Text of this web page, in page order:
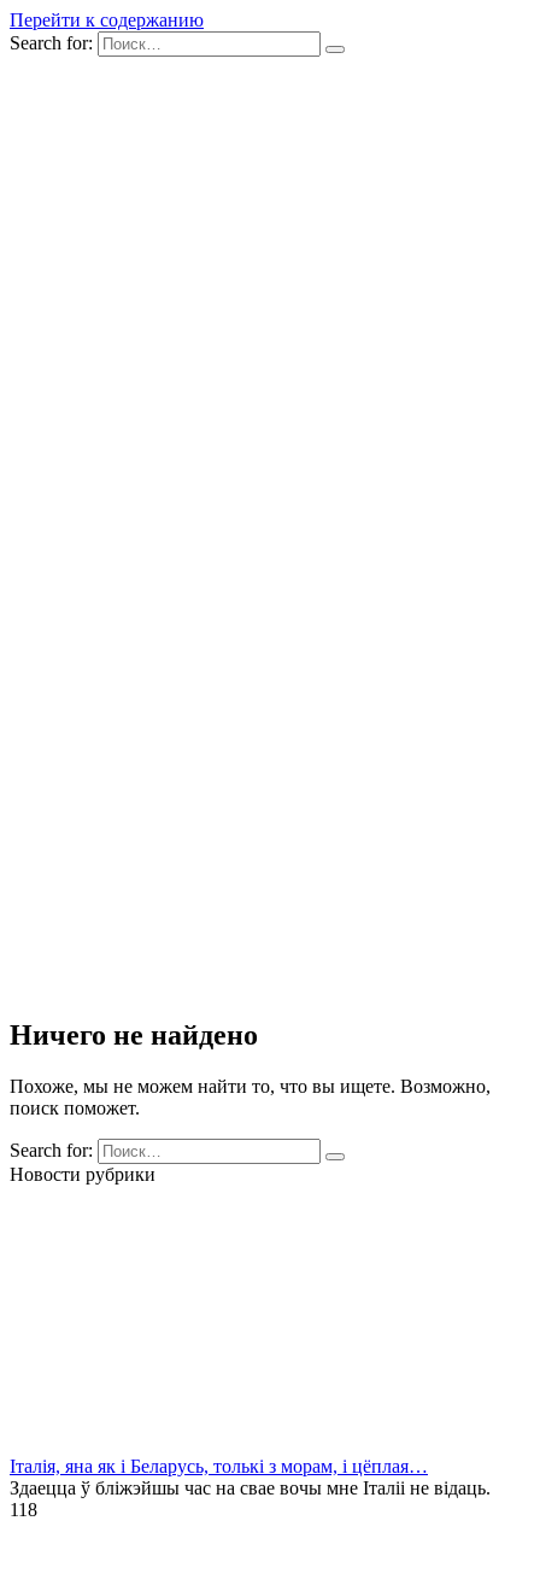
Перейти к содержанию
Search for:
Ничего не найдено
Похоже, мы не можем найти то, что вы ищете. Возможно,
поиск поможет.
Search for:
Новости рубрики
Італія, яна як і Беларусь, толькі з морам, і цёплая…
Здаецца ў бліжэйшы час на свае вочы мне Італіі не відаць.
118